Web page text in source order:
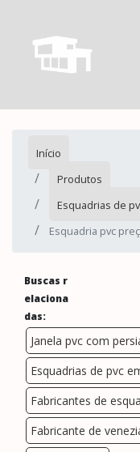
Início
Produtos
Esquadrias de
Esquadria pvc
Buscas r
elaciona
das:
Janela pvc com
Esquadrias de pvc
Fabricantes de
Fabricante de